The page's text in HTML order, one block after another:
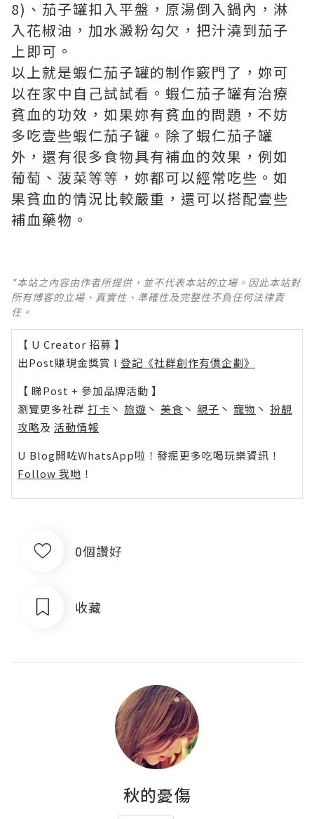
8)、茄子罐扣入平盤，原湯倒入鍋內，淋
入花椒油，加水澱粉勾欠，把汁澆到茄子
上即可。
以上就是蝦仁茄子罐的制作竅門了，妳可
以在家中自己試試看。蝦仁茄子罐有治療
貧血的功效，如果妳有貧血的問題，不妨
多吃壹些蝦仁茄子罐。除了蝦仁茄子罐
外，還有很多食物具有補血的效果，例如
葡萄、菠菜等等，妳都可以經常吃些。如
果貧血的情況比較嚴重，還可以搭配壹些
補血藥物。
*本站之內容由作者所提供，並不代表本站的立場。因此本站對
所有博客的立場、真實性、準確性及完整性不負任何法律責
任。
【 U Creator 招募 】
出Post賺現金獎賞 l 登記《社群創作有價企劃》
【 睇Post + 參加品牌活動 】
瀏覽更多社群 打卡 丶 旅遊 丶 美食 丶 親子 丶 寵物 丶 扮靚
攻略及 活動情報
U Blog開咗WhatsApp啦！發掘更多吃喝玩樂資訊！
Follow 我哋 ！
0個讚好
收藏
秋的憂傷